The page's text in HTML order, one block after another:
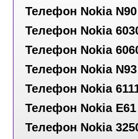
Телефон Nokia N90
Телефон Nokia
Телефон Nokia
Телефон Nokia N93
Телефон Nokia
Телефон Nokia E61
Телефон Nokia